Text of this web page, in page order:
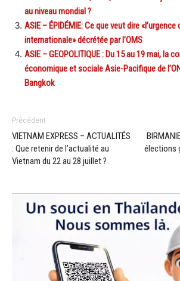
au niveau mondial ?
ASIE – ÉPIDÉMIE: Ce que veut dire
internationale» décrétée par l’OMS
ASIE – GEOPOLITIQUE : Du 15 au 19 mai, la
économique et sociale Asie-Pacifique de
Bangkok
Précédent
VIETNAM EXPRESS – ACTUALITÉS
: Que retenir de l’actualité au
Vietnam du 22 au 28 juillet ?
élections